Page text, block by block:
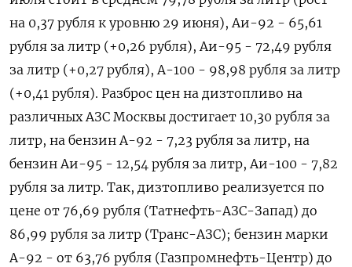
на 0,37 ​рубля к уровню 29 июня), Аи-92 - 65,61
рубля за литр (+0,26 рубля), Аи-95 - ‌72,49 рубля
за литр (+0,27 рубля), А-100 - 98,98 рубля за литр
(+0,41 рубля). Разброс ​цен на дизтопливо на
различных АЗС Москвы достигает 10,30 рубля за
литр, на ‌бензин А-92 - 7,23 рубля за литр, на
бензин Аи-95 - 12,54 рубля за литр, Аи-100 - 7,82
рубля за литр. Так, дизтопливо реализуется по
цене ​от 76,69 рубля (Татнефть-АЗС-Запад) ​до
86,99 рубля за ‌литр (Транс-АЗС); бензин марки
А-92 - от 63,76 рубля (Газпромнефть-Центр) до